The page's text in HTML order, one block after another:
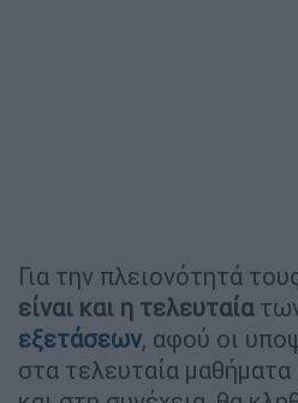
Για την πλειονότητά
είναι και η τελευταία
εξετάσεων, αφού οι
στα τελευταία